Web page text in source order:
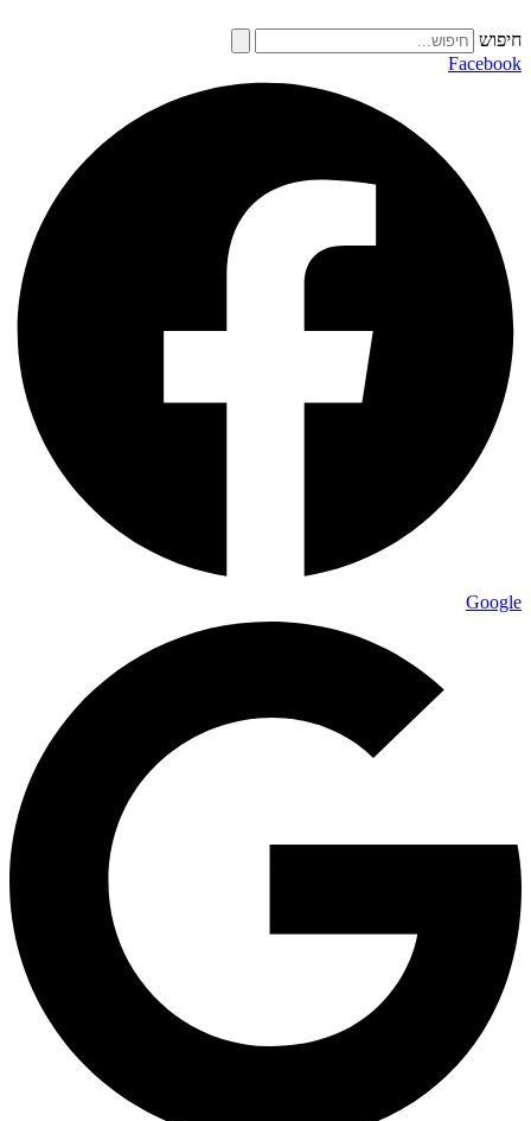
חיפוש
Facebook
Google